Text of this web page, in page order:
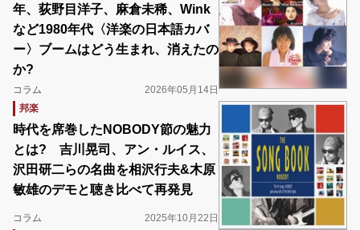
年、荻野目洋子、麻倉未稀、Wink
など1980年代〈洋楽の日本語カバ
ー〉ブームはどう生まれ、消えたの
か?
コラム
2026年05月14日
邦楽
時代を席巻したNOBODY節の魅力
とは? 吉川晃司、アン・ルイス、
沢田研二らの名曲を相沢行夫&木原
敏雄のデモと聴き比べて再発見
コラム
2025年10月22日